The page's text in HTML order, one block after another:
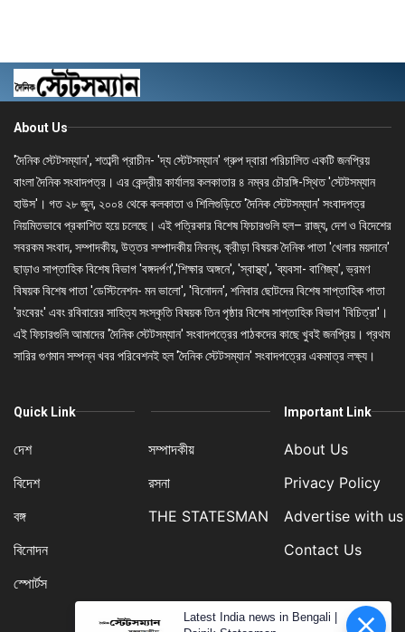
About Us
'দৈনিক স্টেটসম্যান', শতাব্দী প্রাচীন- 'দ্য স্টেটসম্যান' গ্রুপ দ্বারা পরিচালিত একটি জনপ্রিয়
বাংলা দৈনিক সংবাদপত্র। এর কেন্দ্রীয় কার্যালয় কলকাতার ৪ নম্বর চৌরঙ্গি-স্থিত 'স্টেটসম্যান
হাউস'। গত ২৮ জুন, ২০০৪ থেকে কলকাতা ও শিলিগুড়িতে 'দৈনিক স্টেটসম্যান' সংবাদপত্র
নিয়মিতভাবে প্রকাশিত হয়ে চলেছে। এই পত্রিকার বিশেষ ফিচারগুলি হল– রাজ্য, দেশ ও বিদেশের
সবরকম সংবাদ, সম্পাদকীয়, উত্তর সম্পাদকীয় নিবন্ধ, ক্রীড়া বিষয়ক দৈনিক পাতা 'খেলার ময়দানে'
ছাড়াও সাপ্তাহিক বিশেষ বিভাগ 'বঙ্গদর্পণ','শিক্ষার অঙ্গনে', 'স্বাস্থ্য', 'ব্যবসা- বাণিজ্য', ভ্রমণ
বিষয়ক বিশেষ পাতা 'ডেস্টিনেশন- মন ভালো', 'বিনোদন', শনিবার ছোটদের বিশেষ সাপ্তাহিক পাতা
'রংবেরং' এবং রবিবারের সাহিত্য সংস্কৃতি বিষয়ক তিন পৃষ্ঠার বিশেষ সাপ্তাহিক বিভাগ 'বিচিত্রা'।
এই ফিচারগুলি আমাদের 'দৈনিক স্টেটসম্যান' সংবাদপত্রের পাঠকদের কাছে খুবই জনপ্রিয়। প্রথম
সারির গুণমান সম্পন্ন খবর পরিবেশনই হল 'দৈনিক স্টেটসম্যান' সংবাদপত্রের একমাত্র লক্ষ্য।
Quick Link
দেশ
বিদেশ
বঙ্গ
বিনোদন
স্পোর্টস
সম্পাদকীয়
রসনা
THE STATESMAN
Important Link
About Us
Privacy Policy
Advertise with us
Contact Us
Latest India news in Bengali |